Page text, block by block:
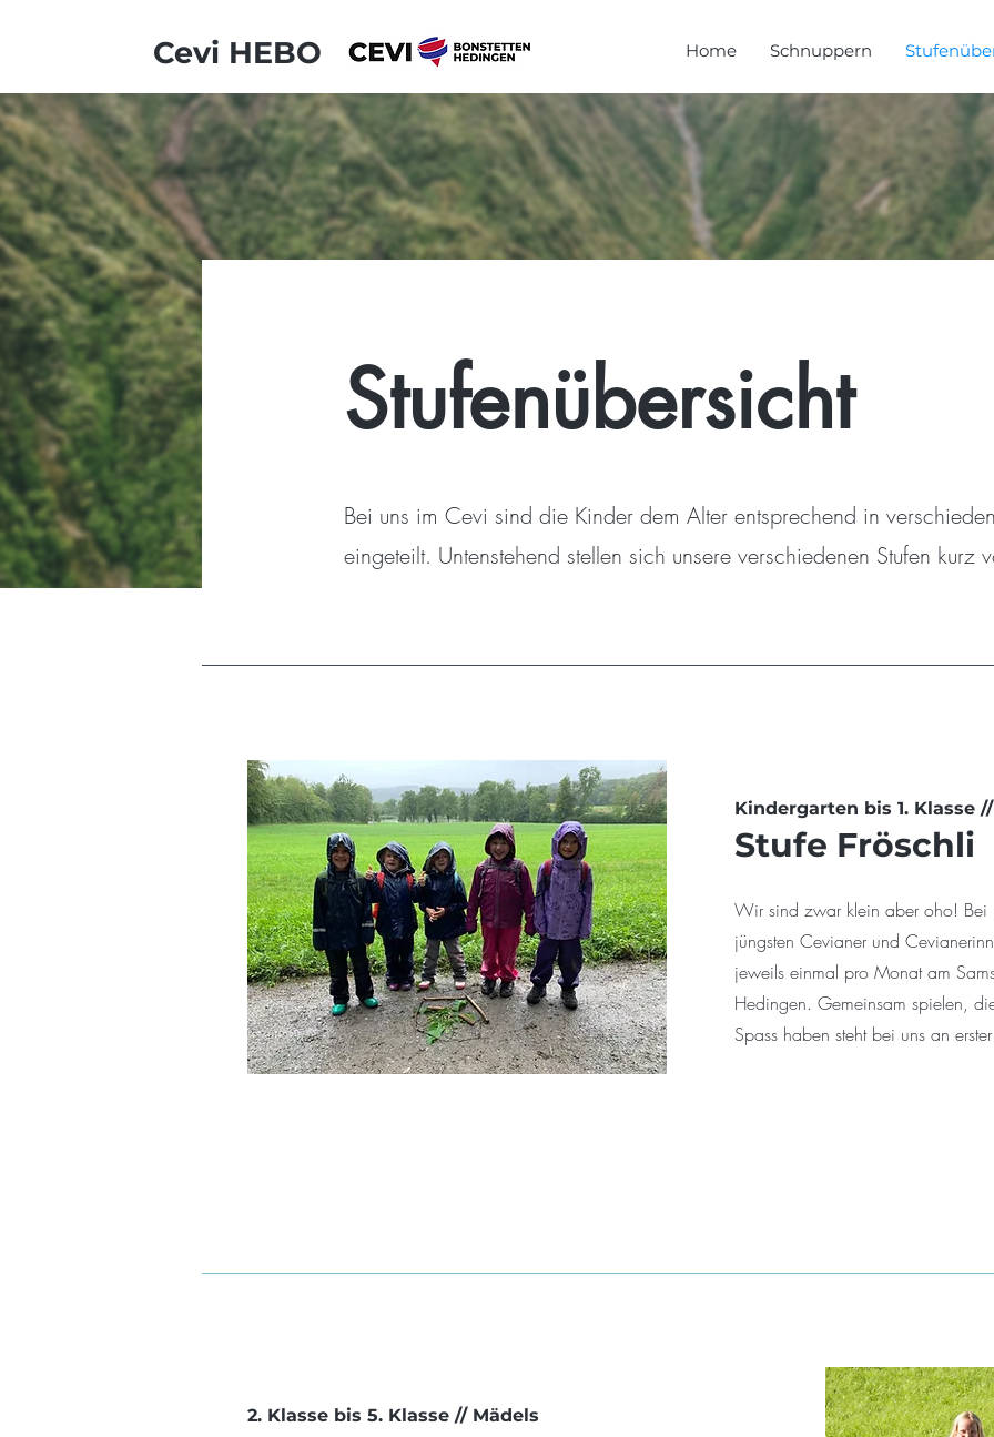
Cevi HEBO Home Schnuppern
Stufenübersicht
Bei uns im Cevi sind die Kinder dem Alter entsprechend in
eingeteilt. Untenstehend stellen sich unsere verschiedenen Stufen kurz
Kindergarten bis 1. Klasse
Stufe Fröschli
Wir sind zwar klein aber oho! Bei
jüngsten Cevianer und
jeweils einmal pro Monat am
Hedingen. Gemeinsam spielen,
Spass haben steht bei uns an
2. Klasse bis 5. Klasse // Mädels